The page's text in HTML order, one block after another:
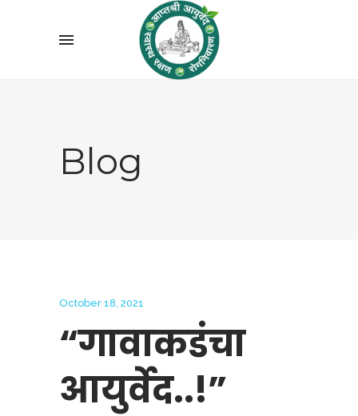
Blog
October 18, 2021
“गावाकडंचा
आयुर्वेद..!”